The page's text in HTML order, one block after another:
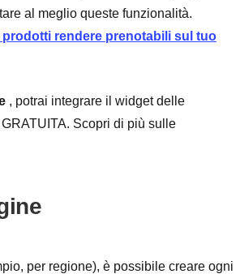
al meglio queste funzionalità.
rendere prenotabili sul tuo
, potrai integrare il widget delle
Scopri di più sulle
per regione), è possibile creare ogni